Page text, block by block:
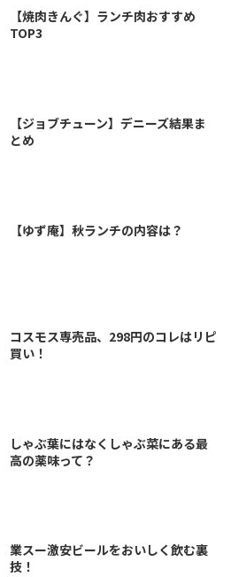
【焼肉きんぐ】ランチ肉おすすめ
TOP3
【ジョブチューン】デニーズ結果ま
とめ
【ゆず庵】秋ランチの内容は？
コスモス専売品、298円のコレはリピ
買い！
しゃぶ葉にはなくしゃぶ菜にある最
高の薬味って？
業スー激安ビールをおいしく飲む裏
技！